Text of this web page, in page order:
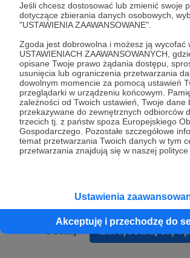
Jeśli chcesz dostosować lub zmienić swoje
dotyczące zbierania danych osobowych,
"USTAWIENIA ZAAWANSOWANE".
Zgoda jest dobrowolna i możesz ją wycofać
USTAWIENIACH ZAAWANSOWANYCH,
opisane Twoje prawo żądania dostępu,
usunięcia lub ograniczenia przetwarzania
dowolnym momencie za pomocą ustawień
przeglądarki w urządzeniu końcowym.
zależności od Twoich ustawień, Twoje dane
przekazywane do zewnętrznych odbiorców
trzecich tj. z państw spoza Europejskiego
Gospodarczego. Pozostałe szczegółowe
temat przetwarzania Twoich danych w tym
przetwarzania znajdują się w naszej polityce
Ustawienia
Akceptuję i przechodzę do
* Zapoznałem się i akceptujęRegulamin
* Wyrażam zgodę na przetwarzanie moich
osobowych podanych w formularzu
prawidłowego świadczenia usług serwisu
Wyrażam zgodę na otrzymywanie drogą
informacji handlowych - newslettera.
zmieniona w ustawieniach konta.
Zarejestruj się i